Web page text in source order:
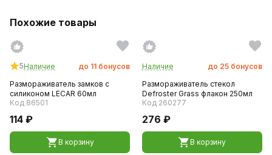
Похожие товары
5Наличие до 11 бонусов
Размораживатель замков с
силиконом LECAR 60мл
Код 86501
114 ₽
В корзину
Наличие до 25 бонусов
Размораживатель стекол
Defroster Grass флакон 250мл
Код 260277
276 ₽
В корзину